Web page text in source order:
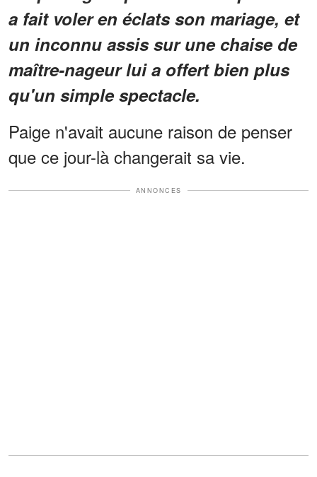
a fait voler en éclats son mariage, et
un inconnu assis sur une chaise de
maître-nageur lui a offert bien plus
qu'un simple spectacle.
Paige n'avait aucune raison de penser
que ce jour-là changerait sa vie.
ANNONCES